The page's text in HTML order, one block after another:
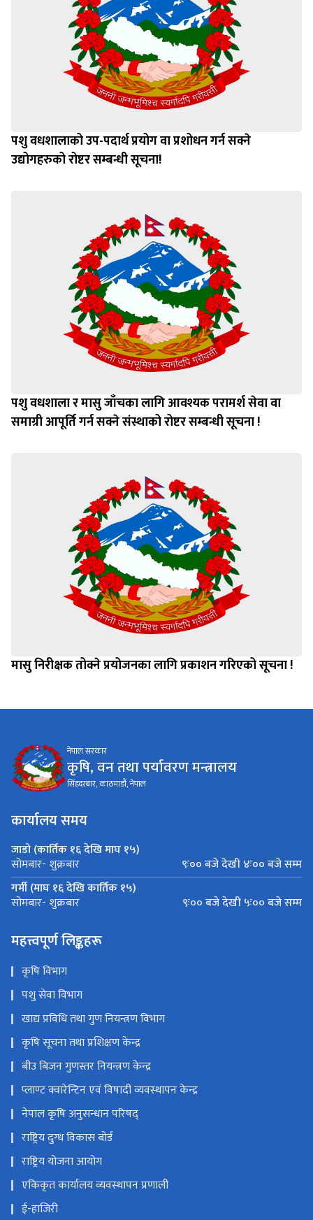
पशु वधशालाको उप-पदार्थ प्रयोग वा प्रशोधन गर्न सक्ने
उद्योगहरुको रोष्टर सम्बन्धी सूचना!
पशु वधशाला र मासु जाँचका लागि आवश्यक परामर्श सेवा वा
समाग्री आपूर्ति गर्न सक्ने संस्थाको रोष्टर सम्बन्धी सूचना !
मासु निरीक्षक तोक्ने प्रयोजनका लागि प्रकाशन गरिएको सूचना !
नेपाल सरकार
कृषि, वन तथा पर्यावरण मन्त्रालय
सिंहदरबार, काठमाडौं, नेपाल
कार्यालय समय
जाडो (कार्तिक १६ देखि माघ १५)
सोमबार- शुक्रबार
९ः०० बजे देखी ४ः०० बजे सम्म
गर्मी (माघ १६ देखि कार्तिक १५)
सोमबार- शुक्रबार ९ः०० बजे देखी ५ः०० बजे सम्म
महत्त्वपूर्ण लिङ्कहरू
कृषि विभाग
पशु सेवा विभाग
खाद्य प्रविधि तथा गुण नियन्त्रण विभाग
कृषि सूचना तथा प्रशिक्षण केन्द्र
बीउ बिजन गुणस्तर नियन्त्रण केन्द्र
प्लाण्ट क्वारेन्टिन एवं विषादी व्यवस्थापन केन्द्र
नेपाल कृषि अनुसन्धान परिषद्
राष्ट्रिय दुग्ध विकास बोर्ड
राष्ट्रिय योजना आयोग
एकिकृत कार्यालय व्यवस्थापन प्रणाली
ई-हाजिरी